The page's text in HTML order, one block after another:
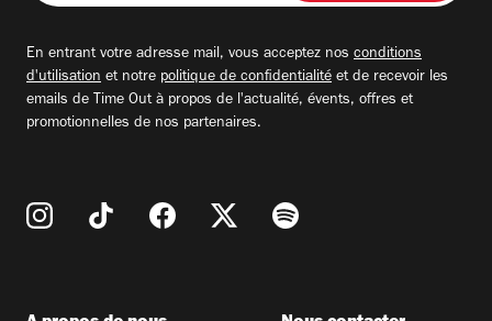
adresse
En entrant votre adresse mail, vous acceptez nos conditions
d'utilisation et notre politique de confidentialité et de recevoir les
emails de Time Out à propos de l'actualité, évents, offres et
promotionnelles de nos partenaires.